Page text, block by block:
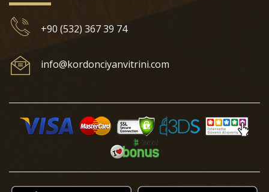
+90 (532) 367 39 74
info@kordonciyanvitrini.com